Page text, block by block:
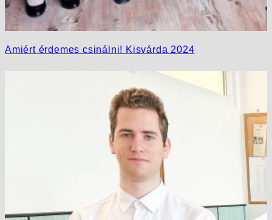
Amiért érdemes csinálni! Kisvárda 2024